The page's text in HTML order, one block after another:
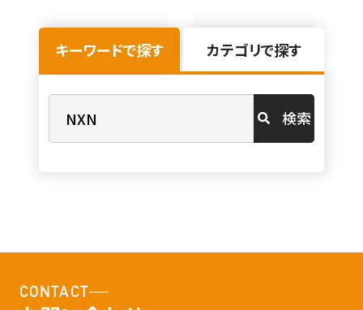
キーワードで探す カテゴリで探す
検索
CONTACT